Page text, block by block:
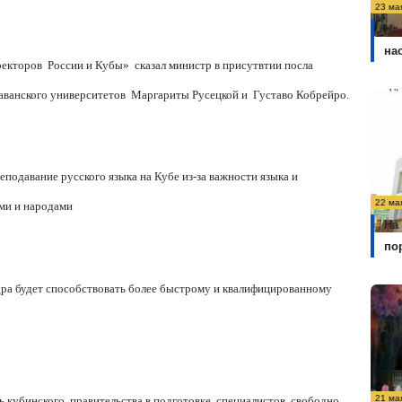
России и Кубы» сказал министр в присутвтии посла
университетов Маргариты Русецкой и Густаво Кобрейро.
русского языка на Кубе из-за важности языка и
и народами
будет способствовать более быстрому и квалифицированному
23
На
22
На
21